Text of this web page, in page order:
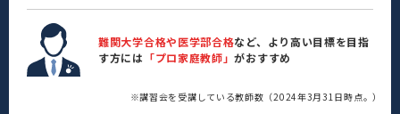
難関大学合格や医学部合格など、より高い目標を目指
す方には 「プロ家庭教師」がおすすめ
※講習会を受講している教師数（2024年3月31日時点。）